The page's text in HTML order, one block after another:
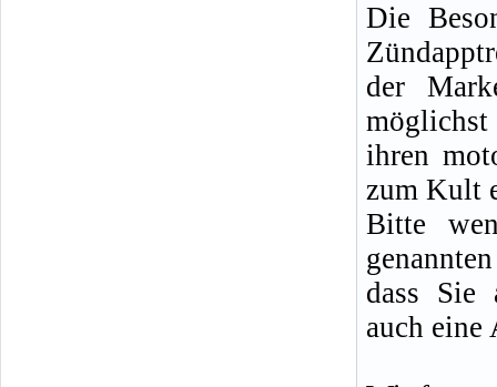
Die
der
ihren
zum Kult
Bitte
dass Sie
auch eine